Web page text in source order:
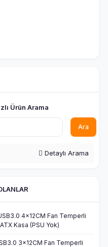
Ürün Arama
Ara
Detaylı Arama
4×12CM Fan Temperli
Kasa (PSU Yok)
3×12CM Fan Temperli